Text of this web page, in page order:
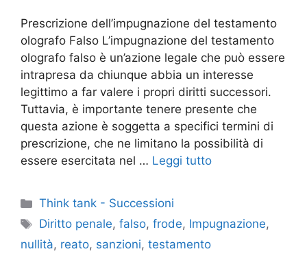
Prescrizione dell’impugnazione del testamento
olografo Falso L’impugnazione del testamento
olografo falso è un’azione legale che può essere
intrapresa da chiunque abbia un interesse
legittimo a far valere i propri diritti successori.
Tuttavia, è importante tenere presente che
questa azione è soggetta a specifici termini di
prescrizione, che ne limitano la possibilità di
essere esercitata nel … Leggi tutto
Categorie
Think tank - Successioni
Tag
Diritto penale,falso,frode, Impugnazione,
nullità, reato, sanzioni, testamento